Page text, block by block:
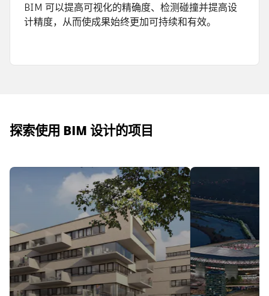
BIM 可以提高可视化的精确度、检测碰撞并提高设
计精度，从而使成果始终更加可持续和有效。
探索使用 BIM 设计的项目